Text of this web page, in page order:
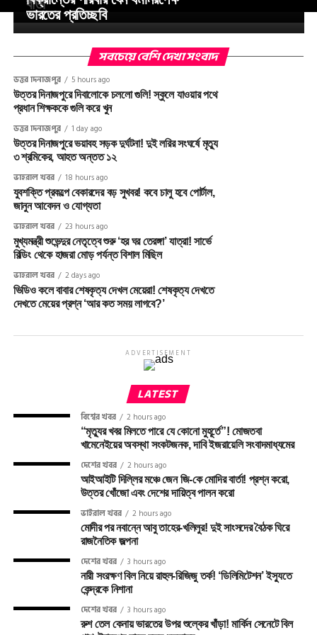
বার্তা
ভারতের প্রতিচ্ছবি
সবচেয়ে বেশি দেখা সংবাদ
উত্তর দিনাজপুর 5 hours ago
উত্তর দিনাজপুরে দিবালোকে চললো গুলি! স্কুলে যাওয়ার পথে
প্রধান শিক্ষককে গুলি করে খুন
উত্তর দিনাজপুর 1 day ago
উত্তর দিনাজপুরে ভয়াবহ সড়ক দুর্ঘটনা! দুই লরির সংঘর্ষে মৃত্যু
৩ শ্রমিকের, আহত অন্তত ১২
ভাইরাল খবর 18 hours ago
যুবশক্তি প্রকল্পে বেকারদের বড় সুখবর! কবে চালু হবে পোর্টাল,
জানুন আবেদন ও যোগ্যতা
ভাইরাল খবর 23 hours ago
মুখ্যমন্ত্রী শুভেন্দুর নেতৃত্বে শুরু ‘হর ঘর তেরঙ্গা’ যাত্রা! সার্ভে
বিল্ডিং থেকে হাজরা মোড় পর্যন্ত বিশাল মিছিল
ভাইরাল খবর 2 days ago
ভিডিও কলে বাবার শেষকৃত্য দেখল মেয়েরা! শেষকৃত্য দেখতে
দেখতে মেয়ের প্রশ্ন ‘আর কত সময় লাগবে?’
ADVERTISEMENT
LATEST
বিশ্বের খবর 2 hours ago
“মৃত্যুর খবর মিলতে পারে যে কোনো মুহূর্তে”! মোজতবা
খামেনেইয়ের অবস্থা সংকটজনক, দাবি ইজরায়েলি সংবাদমাধ্যমের
দেশের খবর 2 hours ago
আইআইটি দিল্লির মঞ্চে জেন জি-কে মোদির বার্তা! প্রশ্ন করো,
উত্তর খোঁজো এবং দেশের দায়িত্ব পালন করো
ভাইরাল খবর 2 hours ago
মোদীর পর নবান্নে আবু তাহের-খলিলুর! দুই সাংসদের বৈঠক ঘিরে
রাজনৈতিক জল্পনা
দেশের খবর 3 hours ago
নারী সংরক্ষণ বিল নিয়ে রাহুল-রিজিজু তর্ক! ‘ডিলিমিটেশন’ ইস্যুতে
কেন্দ্রকে নিশানা
দেশের খবর 3 hours ago
রুশ তেল কেনায় ভারতের উপর শুল্কের খাঁড়া! মার্কিন সেনেটে বিল